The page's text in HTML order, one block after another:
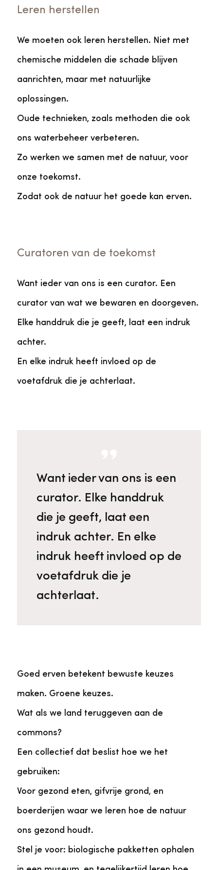
Leren herstellen
We moeten ook leren herstellen. Niet met
chemische middelen die schade blijven
aanrichten, maar met natuurlijke
oplossingen.
Oude technieken, zoals methoden die ook
ons waterbeheer verbeteren.
Zo werken we samen met de natuur, voor
onze toekomst.
Zodat ook de natuur het goede kan erven.
Curatoren van de toekomst
Want ieder van ons is een curator. Een
curator van wat we bewaren en doorgeven.
Elke handdruk die je geeft, laat een indruk
achter.
En elke indruk heeft invloed op de
voetafdruk die je achterlaat.
Want ieder van ons is een
curator. Elke handdruk
die je geeft, laat een
indruk achter. En elke
indruk heeft invloed op de
voetafdruk die je
achterlaat.
Goed erven betekent bewuste keuzes
maken. Groene keuzes.
Wat als we land teruggeven aan de
commons?
Een collectief dat beslist hoe we het
gebruiken:
Voor gezond eten, gifvrije grond, en
boerderijen waar we leren hoe de natuur
ons gezond houdt.
Stel je voor: biologische pakketten ophalen